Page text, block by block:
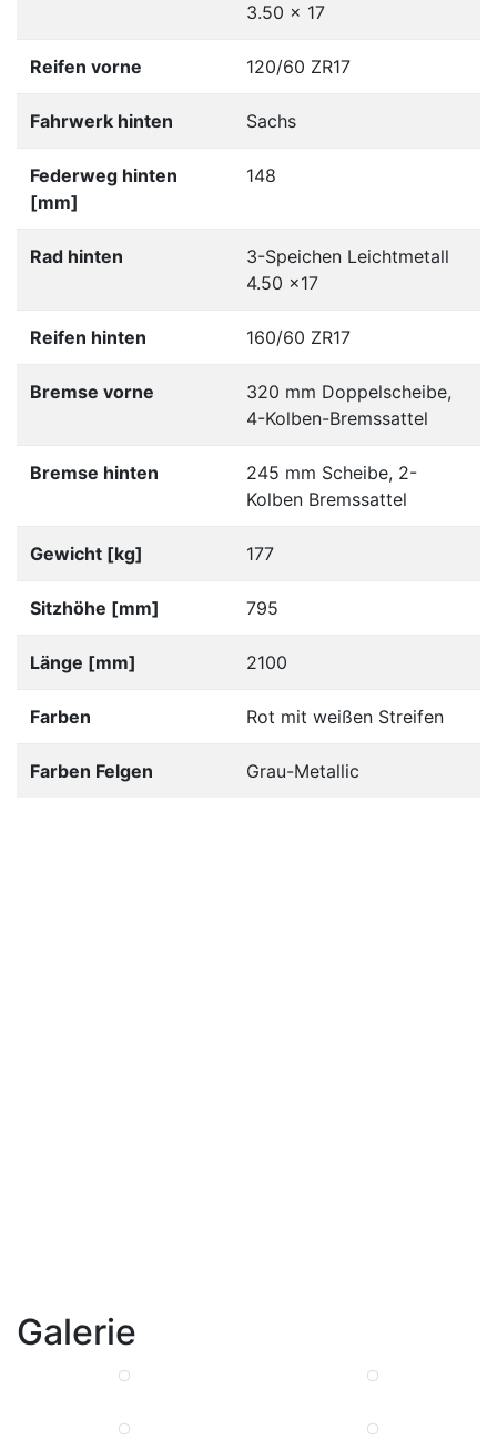
3.50 x 17
Reifen vorne 120/60 ZR17
Fahrwerk hinten Sachs
Federweg hinten
[mm]
148
Rad hinten
3-Speichen Leichtmetall
4.50 x17
Reifen hinten 160/60 ZR17
Bremse vorne
320 mm Doppelscheibe,
4-Kolben-Bremssattel
Bremse hinten
245 mm Scheibe, 2-
Kolben Bremssattel
Gewicht [kg] 177
Sitzhöhe [mm] 795
Länge [mm] 2100
Farben Rot mit weißen Streifen
Farben Felgen Grau-Metallic
Galerie